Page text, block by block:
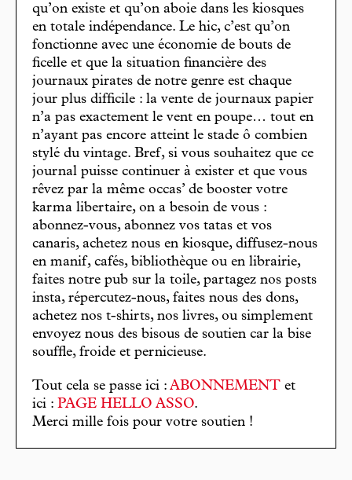
qu’on existe et qu’on aboie dans les kiosques
en totale indépendance. Le hic, c’est qu’on
fonctionne avec une économie de bouts de
ficelle et que la situation financière des
journaux pirates de notre genre est chaque
jour plus difficile : la vente de journaux papier
n’a pas exactement le vent en poupe… tout en
n’ayant pas encore atteint le stade ô combien
stylé du vintage. Bref, si vous souhaitez que ce
journal puisse continuer à exister et que vous
rêvez par la même occas’ de booster votre
karma libertaire, on a besoin de vous :
abonnez-vous, abonnez vos tatas et vos
canaris, achetez nous en kiosque, diffusez-nous
en manif, cafés, bibliothèque ou en librairie,
faites notre pub sur la toile, partagez nos posts
insta, répercutez-nous, faites nous des dons,
achetez nos t-shirts, nos livres, ou simplement
envoyez nous des bisous de soutien car la bise
souffle, froide et pernicieuse.
Tout cela se passe ici : ABONNEMENT et
ici : PAGE HELLO ASSO.
Merci mille fois pour votre soutien !